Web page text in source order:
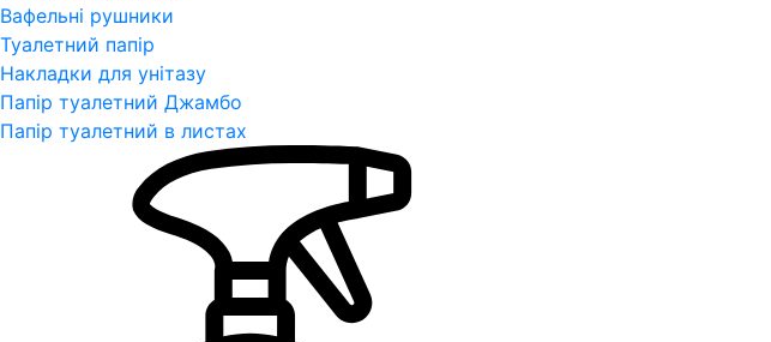
Вафельні рушники
Туалетний папір
Накладки для унітазу
Папір туалетний Джамбо
Папір туалетний в листах